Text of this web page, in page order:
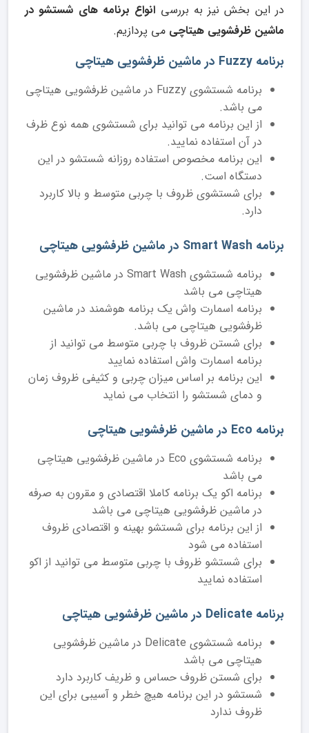
در این بخش نیز به بررسی انواع برنامه های شستشو در
ماشین ظرفشویی هیتاچی می پردازیم.
برنامه Fuzzy در ماشین ظرفشویی هیتاچی
برنامه شستشوی Fuzzy در ماشین ظرفشویی هیتاچی
می باشد.
از این برنامه می توانید برای شستشوی همه نوع ظرف
در آن استفاده نمایید.
این برنامه مخصوص استفاده روزانه شستشو در این
دستگاه است.
برای شستشوی ظروف با چربی متوسط و بالا کاربرد
دارد.
برنامه Smart Wash در ماشین ظرفشویی هیتاچی
برنامه شستشوی Smart Wash در ماشین ظرفشویی
هیتاچی می باشد
برنامه اسمارت واش یک برنامه هوشمند در ماشین
ظرفشویی هیتاچی می باشد.
برای شستن ظروف با چربی متوسط می توانید از
برنامه اسمارت واش استفاده نمایید
این برنامه بر اساس میزان چربی و کثیفی ظروف زمان
و دمای شستشو را انتخاب می نماید
برنامه Eco در ماشین ظرفشویی هیتاچی
برنامه شستشوی Eco در ماشین ظرفشویی هیتاچی
می باشد
برنامه اکو یک برنامه کاملا اقتصادی و مقرون به صرفه
در ماشین ظرفشویی هیتاچی می باشد
از این برنامه برای شستشو بهینه و اقتصادی ظروف
استفاده می شود
برای شستشو ظروف با چربی متوسط می توانید از اکو
استفاده نمایید
برنامه Delicate در ماشین ظرفشویی هیتاچی
برنامه شستشوی Delicate در ماشین ظرفشویی
هیتاچی می باشد
برای شستن ظروف حساس و ظریف کاربرد دارد
شستشو در این برنامه هیچ خطر و آسیبی برای این
ظروف ندارد